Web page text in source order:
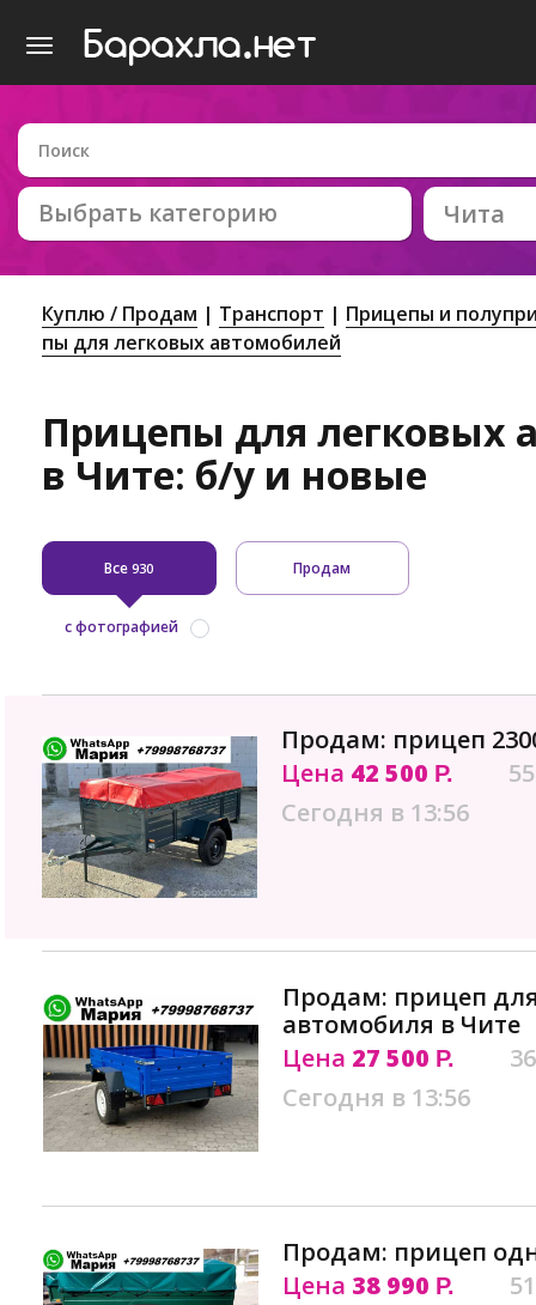
Выбрать категорию Чита
Куплю / Продам Транспорт
Прицепы и
пы для легковых автомобилей
Прицепы для легковых
в Чите: б/у и новые
Все930 Продам
с фотографией
Продам: прицеп
Цена 42 500 Р.
Сегодня в 13:56
Продам: прицеп
автомобиля в Чите
Цена 27 500 Р.
Сегодня в 13:56
Продам: прицеп
Цена 38 990 Р.